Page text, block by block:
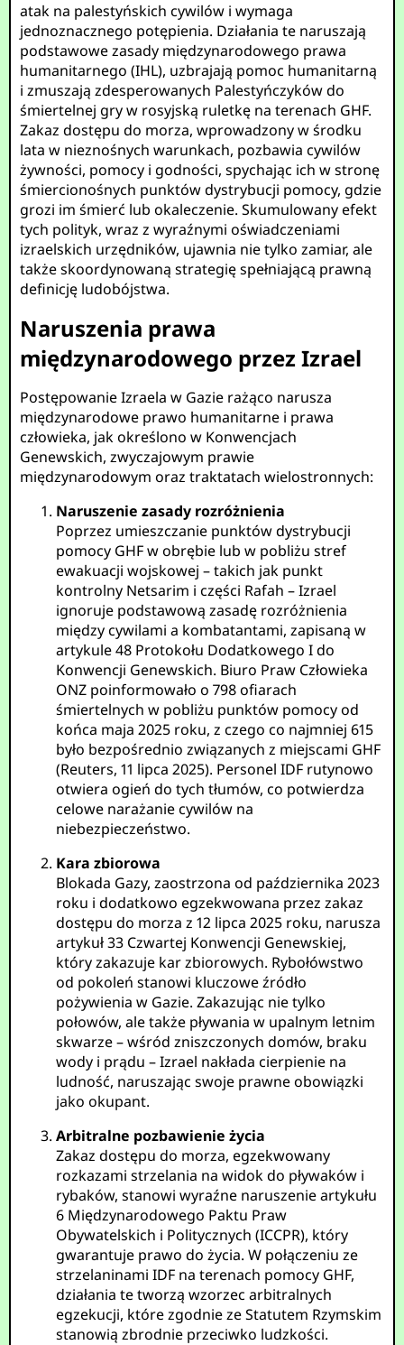
atak na palestyńskich cywilów i wymaga
jednoznacznego potępienia. Działania te naruszają
podstawowe zasady międzynarodowego prawa
humanitarnego (IHL), uzbrajają pomoc humanitarną
i zmuszają zdesperowanych Palestyńczyków do
śmiertelnej gry w rosyjską ruletkę na terenach GHF.
Zakaz dostępu do morza, wprowadzony w środku
lata w nieznośnych warunkach, pozbawia cywilów
żywności, pomocy i godności, spychając ich w stronę
śmiercionośnych punktów dystrybucji pomocy, gdzie
grozi im śmierć lub okaleczenie. Skumulowany efekt
tych polityk, wraz z wyraźnymi oświadczeniami
izraelskich urzędników, ujawnia nie tylko zamiar, ale
także skoordynowaną strategię spełniającą prawną
definicję ludobójstwa.
Naruszenia prawa
międzynarodowego przez Izrael
Postępowanie Izraela w Gazie rażąco narusza
międzynarodowe prawo humanitarne i prawa
człowieka, jak określono w Konwencjach
Genewskich, zwyczajowym prawie
międzynarodowym oraz traktatach wielostronnych:
Naruszenie zasady rozróżnienia
Poprzez umieszczanie punktów dystrybucji
pomocy GHF w obrębie lub w pobliżu stref
ewakuacji wojskowej – takich jak punkt
kontrolny Netsarim i części Rafah – Izrael
ignoruje podstawową zasadę rozróżnienia
między cywilami a kombatantami, zapisaną w
artykule 48 Protokołu Dodatkowego I do
Konwencji Genewskich. Biuro Praw Człowieka
ONZ poinformowało o 798 ofiarach
śmiertelnych w pobliżu punktów pomocy od
końca maja 2025 roku, z czego co najmniej 615
było bezpośrednio związanych z miejscami GHF
(Reuters, 11 lipca 2025). Personel IDF rutynowo
otwiera ogień do tych tłumów, co potwierdza
celowe narażanie cywilów na
niebezpieczeństwo.
Kara zbiorowa
Blokada Gazy, zaostrzona od października 2023
roku i dodatkowo egzekwowana przez zakaz
dostępu do morza z 12 lipca 2025 roku, narusza
artykuł 33 Czwartej Konwencji Genewskiej,
który zakazuje kar zbiorowych. Rybołówstwo
od pokoleń stanowi kluczowe źródło
pożywienia w Gazie. Zakazując nie tylko
połowów, ale także pływania w upalnym letnim
skwarze – wśród zniszczonych domów, braku
wody i prądu – Izrael nakłada cierpienie na
ludność, naruszając swoje prawne obowiązki
jako okupant.
Arbitralne pozbawienie życia
Zakaz dostępu do morza, egzekwowany
rozkazami strzelania na widok do pływaków i
rybaków, stanowi wyraźne naruszenie artykułu
6 Międzynarodowego Paktu Praw
Obywatelskich i Politycznych (ICCPR), który
gwarantuje prawo do życia. W połączeniu ze
strzelaninami IDF na terenach pomocy GHF,
działania te tworzą wzorzec arbitralnych
egzekucji, które zgodnie ze Statutem Rzymskim
stanowią zbrodnie przeciwko ludzkości.